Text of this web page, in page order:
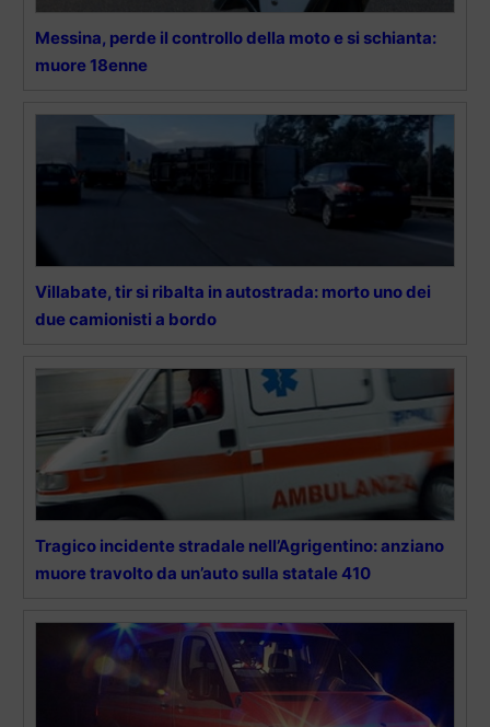
Messina, perde il controllo della moto e si schianta:
muore 18enne
Villabate, tir si ribalta in autostrada: morto uno dei
due camionisti a bordo
Tragico incidente stradale nell’Agrigentino: anziano
muore travolto da un’auto sulla statale 410